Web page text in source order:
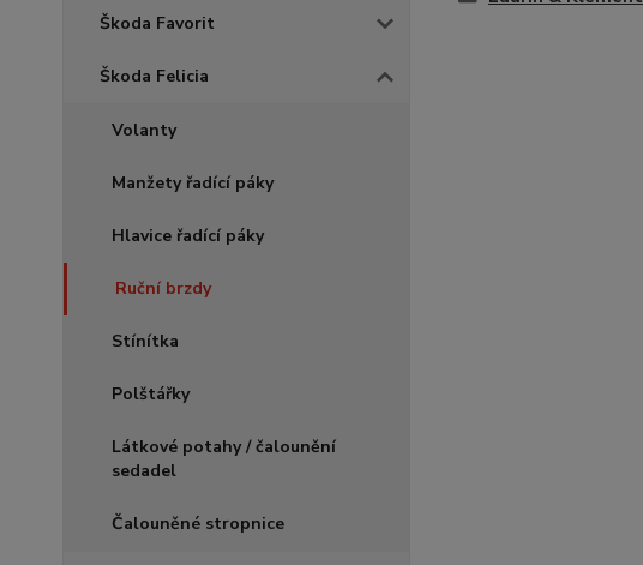
Škoda Favorit
Škoda Felicia
Volanty
Manžety řadící páky
Hlavice řadící páky
Ruční brzdy
Stínítka
Polštářky
Látkové potahy / čalounění
sedadel
Čalouněné stropnice